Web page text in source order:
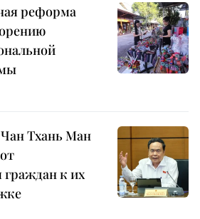
реформа
Тхань Ман
к их